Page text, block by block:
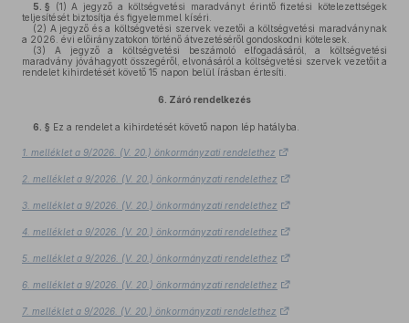
5. § (1) A jegyző a költségvetési maradványt érintő fizetési kötelezettségek
teljesítését biztosítja és figyelemmel kíséri.
(2) A jegyző és a költségvetési szervek vezetői a költségvetési maradványnak
a 2026. évi előirányzatokon történő átvezetéséről gondoskodni kötelesek.
(3) A jegyző a költségvetési beszámoló elfogadásáról, a költségvetési
maradvány jóváhagyott összegéről, elvonásáról a költségvetési szervek vezetőit a
rendelet kihirdetését követő 15 napon belül írásban értesíti.
6. Záró rendelkezés
6. § Ez a rendelet a kihirdetését követő napon lép hatályba.
1. melléklet a 9/2026. (V. 20.) önkormányzati rendelethez
2. melléklet a 9/2026. (V. 20.) önkormányzati rendelethez
3. melléklet a 9/2026. (V. 20.) önkormányzati rendelethez
4. melléklet a 9/2026. (V. 20.) önkormányzati rendelethez
5. melléklet a 9/2026. (V. 20.) önkormányzati rendelethez
6. melléklet a 9/2026. (V. 20.) önkormányzati rendelethez
7. melléklet a 9/2026. (V. 20.) önkormányzati rendelethez